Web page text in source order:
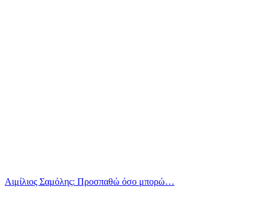
Αιμίλιος Σαμόλης: Προσπαθώ όσο μπορώ…